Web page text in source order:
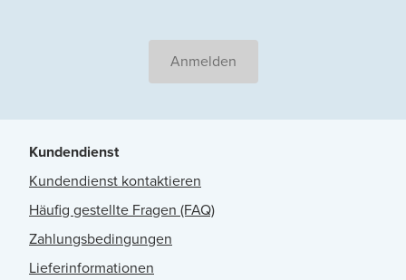
Anmelden
Kundendienst
Kundendienst kontaktieren
Häufig gestellte Fragen (FAQ)
Zahlungsbedingungen
Lieferinformationen